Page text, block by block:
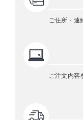
ご住所・連
ご注文内容